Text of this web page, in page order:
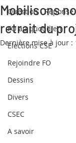
Question - Réponse
FO au quotidien
Elections CSE
Rejoindre FO
Dessins
Divers
CSEC
A savoir
Mobilisons
retrait du
Dernière mise à jour :